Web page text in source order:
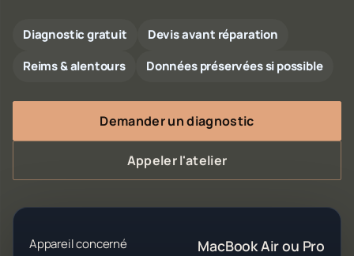
Diagnostic gratuit
Devis avant réparation
Reims & alentours
Données préservées si possible
Demander un diagnostic
Appeler l'atelier
Appareil concerné MacBook Air ou Pro